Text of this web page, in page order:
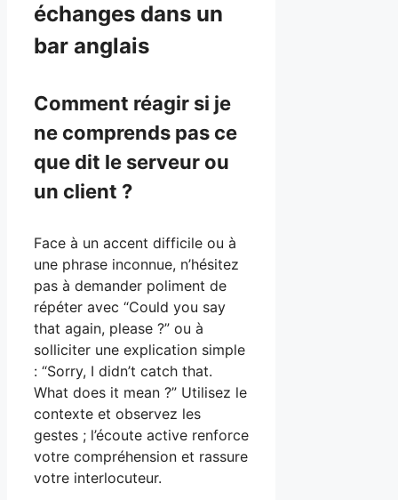
échanges dans un
bar anglais
Comment réagir si je
ne comprends pas ce
que dit le serveur ou
un client ?
Face à un accent difficile ou à
une phrase inconnue, n’hésitez
pas à demander poliment de
répéter avec “Could you say
that again, please ?” ou à
solliciter une explication simple
: “Sorry, I didn’t catch that.
What does it mean ?” Utilisez le
contexte et observez les
gestes ; l’écoute active renforce
votre compréhension et rassure
votre interlocuteur.